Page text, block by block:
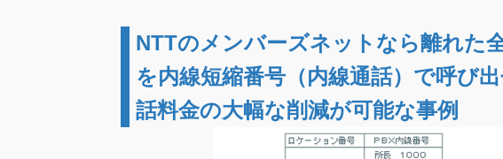
NTTのメンバーズネットなら離れた
を内線短縮番号（内線通話）で呼び
話料金の大幅な削減が可能な事例